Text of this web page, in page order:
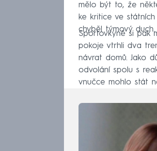
mělo být to, že
ke kritice ve
chyběl týmový duch.
Sportovkyně si pak
pokoje vtrhli dva
návrat domů. Jako
odvolání spolu s
vnučce mohlo stát